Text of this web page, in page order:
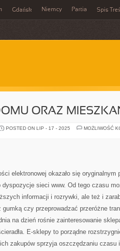
Gdańsk Niemcy Partia Spis
ORAZ
POSTED ON LIP - 17 - 2025
MOŻLIWOŚĆ
elektronowej okazało się oryginalnym
dyspozycje sieci www. Od tego czasu
informacji i rozrywki, ale też i
gumką czy przeprowadzać przeróżne
na dzień rośnie zainteresowanie
E-sklepy to porządne
zakupów sprzyja oszczędzaniu czasu